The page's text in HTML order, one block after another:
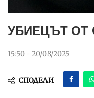
УБИЕЦЪТ ОТ
15:50 - 20/08/2025
СПОДЕЛИ